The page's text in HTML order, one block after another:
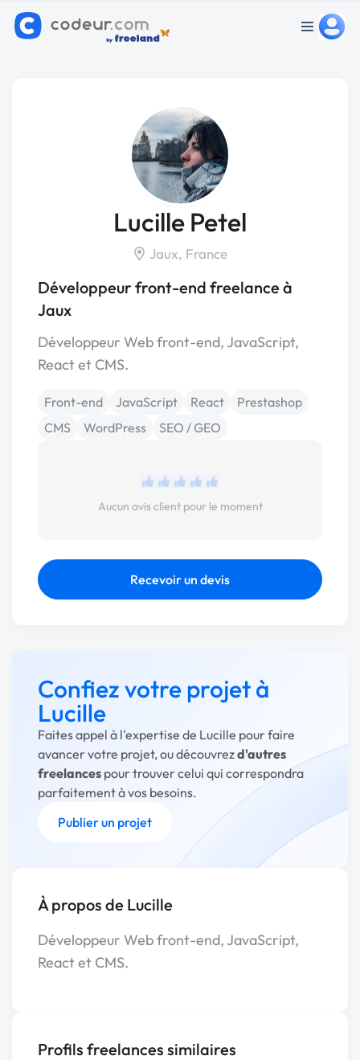
Lucille Petel
Jaux, France
Développeur front-end freelance à
Jaux
Développeur Web front-end, JavaScript,
React et CMS.
Front-end JavaScript React
Prestashop
CMS
WordPress SEO / GEO
Aucun avis client pour le moment
Recevoir un devis
Confiez votre projet à
Lucille
Faites appel à l'expertise de Lucille pour faire
avancer votre projet, ou découvrezd'autres
freelances pour trouver celui qui correspondra
parfaitement à vos besoins.
Publier un projet
À propos de Lucille
Développeur Web front-end, JavaScript,
React et CMS.
Profils freelances similaires